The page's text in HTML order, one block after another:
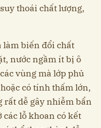
thoái chất lượng,
làm biến đổi chất
nước ngầm ít bị ô
vùng mà lớp phủ
có tính thấm lớn,
rất dễ gây nhiễm bẩn
các lỗ khoan có kết